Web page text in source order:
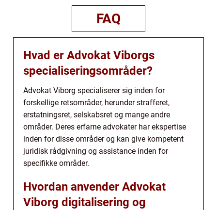
FAQ
Hvad er Advokat Viborgs
specialiseringsområder?
Advokat Viborg specialiserer sig inden for
forskellige retsområder, herunder strafferet,
erstatningsret, selskabsret og mange andre
områder. Deres erfarne advokater har ekspertise
inden for disse områder og kan give kompetent
juridisk rådgivning og assistance inden for
specifikke områder.
Hvordan anvender Advokat
Viborg digitalisering og